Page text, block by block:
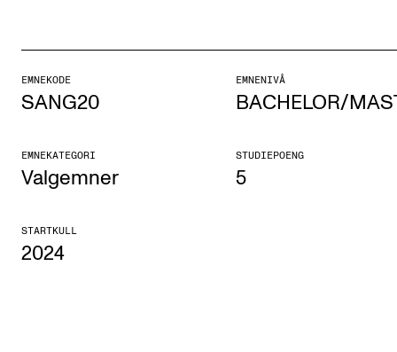
Talentutvikling
STUDENTLIV
Søknad og opptak
Fagmiljøer
EMNEKODE
SANG20
EMNENIVÅ
BACHELOR/
EMNEKATEGORI
Valgemner
STUDIEPOENG
5
STARTKULL
2024